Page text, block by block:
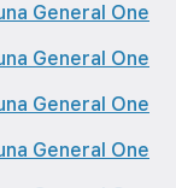
General One
General One
General One
General One